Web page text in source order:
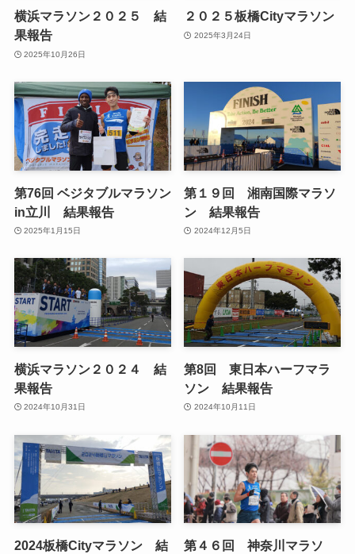
横浜マラソン２０２５ 結
果報告
2025年10月26日
２０２５板橋Cityマラソン
2025年3月24日
第76回 ベジタブルマラソン
in立川 結果報告
2025年1月15日
第１９回 湘南国際マラソ
ン 結果報告
2024年12月5日
横浜マラソン２０２４ 結
果報告
2024年10月31日
第8回 東日本ハーフマラ
ソン 結果報告
2024年10月11日
2024板橋Cityマラソン 結
第４６回 神奈川マラソ